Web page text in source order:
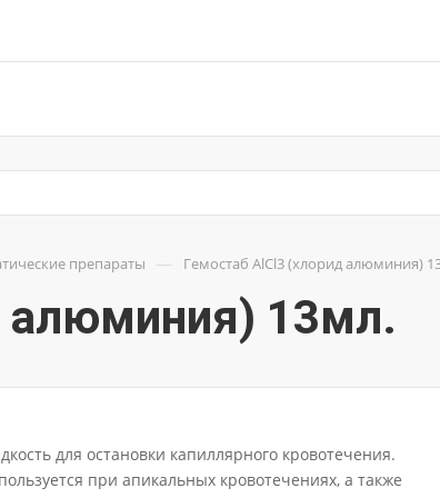
препараты — Гемостаб АlCl3 (хлорид алюминия)
алюминия) 13мл.
для остановки капиллярного кровотечения.
при апикальных кровотечениях, а также